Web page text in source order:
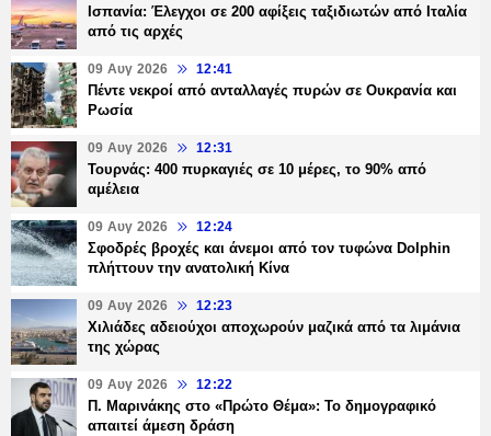
Ισπανία: Έλεγχοι σε 200 αφίξεις ταξιδιωτών από Ιταλία
από τις αρχές
09 Αυγ 2026 12:41
Πέντε νεκροί από ανταλλαγές πυρών σε Ουκρανία και
Ρωσία
09 Αυγ 2026 12:31
Τουρνάς: 400 πυρκαγιές σε 10 μέρες, το 90% από
αμέλεια
09 Αυγ 2026 12:24
Σφοδρές βροχές και άνεμοι από τον τυφώνα Dolphin
πλήττουν την ανατολική Κίνα
09 Αυγ 2026 12:23
Χιλιάδες αδειούχοι αποχωρούν μαζικά από τα λιμάνια
της χώρας
09 Αυγ 2026 12:22
Π. Μαρινάκης στο «Πρώτο Θέμα»: Το δημογραφικό
απαιτεί άμεση δράση